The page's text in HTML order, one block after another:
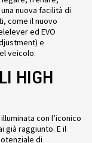
nuova facilità di
come il nuovo
ed EVO
e
veicolo.
HIGH
con l’iconico
già raggiunto. E il
di